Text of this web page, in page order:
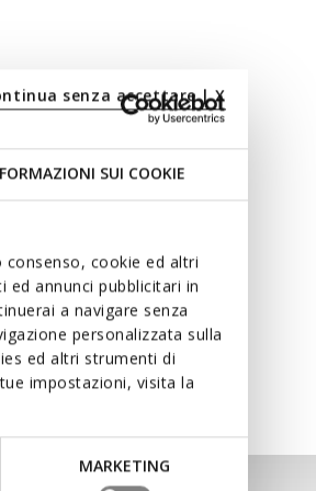
SUI COOKIE
cookie ed altri
annunci pubblicitari in
a navigare senza
personalizzata sulla
ed altri strumenti di
impostazioni, visita la
MARKETING
senza accettare | X